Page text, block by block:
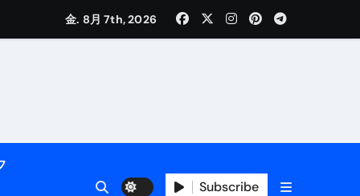
説
金. 8月 7th, 2026
Subscribe